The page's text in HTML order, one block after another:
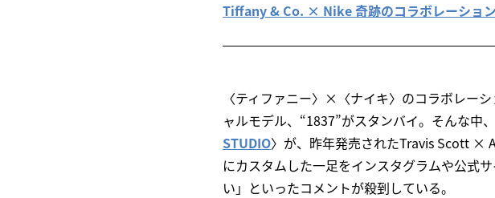
Tiffany & Co. × Nike 奇跡のコラボレーショ
〈ティファニー〉×〈ナイキ〉のコラボレー
ャルモデル、“1837”がスタンバイ。そんな中
STUDIO〉が、昨年発売されたTravis Scott ×
にカスタムした一足をインスタグラムや公式
い」といったコメントが殺到している。